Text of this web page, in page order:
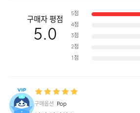
구매자 평점
5.0
5점
4점
3점
2점
1점
구매옵션 Pop